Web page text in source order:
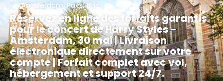
Amsterdam, Pays-Bas
Réservez en ligne des forfaits garantis
pour le concert de Harry Styles –
Amsterdam, 30 mai | Livraison
électronique directement sur votre
compte | Forfait complet avec vol,
hébergement et support 24/7.